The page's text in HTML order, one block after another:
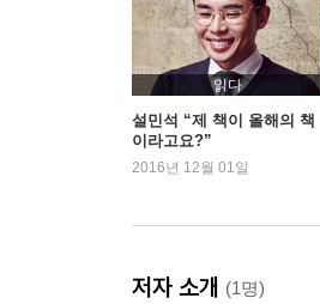
내 사랑, 양아버지
참으로 인간적인 천국
정글 같은 인물
장인들, 중국의 영혼
어떤 모국과 조국
베이징 나들이
읽다
설민석 “제 책이 올해의 책
이라고요?”
2016년 12월 01일
저자 소개 (1명)